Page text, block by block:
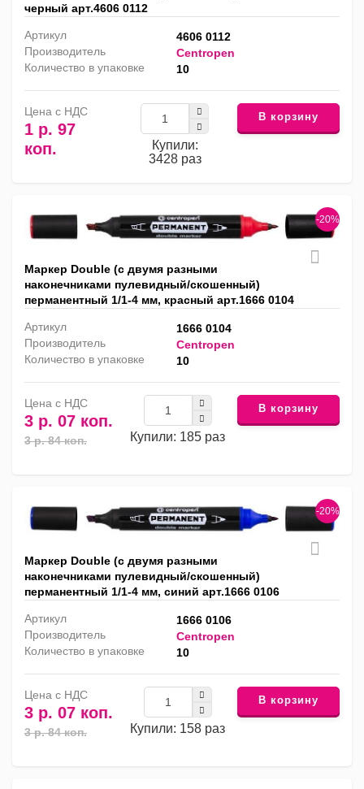
черный арт.4606 0112
Артикул
4606 0112
Производитель
Centropen
Количество в упаковке
10
Цена с НДС
1 р. 97
коп.
Купили:
3428 раз
В корзину
-20%
Маркер Double (с двумя разными
наконечниками пулевидный/скошенный)
перманентный 1/1-4 мм, красный арт.1666 0104
Артикул
1666 0104
Производитель
Centropen
Количество в упаковке
10
Цена с НДС
3 р. 07 коп.
3 р. 84 коп. Купили: 185 раз
В корзину
-20%
Маркер Double (с двумя разными
наконечниками пулевидный/скошенный)
перманентный 1/1-4 мм, синий арт.1666 0106
Артикул
1666 0106
Производитель
Centropen
Количество в упаковке
10
Цена с НДС
3 р. 07 коп.
3 р. 84 коп. Купили: 158 раз
В корзину